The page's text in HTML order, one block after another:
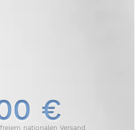
€
nationalen Versand